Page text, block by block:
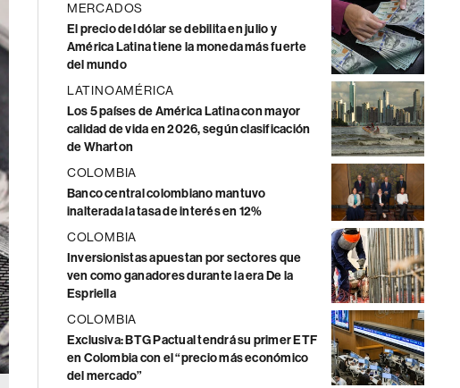
MERCADOS
El precio del dólar se debilita en julio y
América Latina tiene la moneda más fuerte
del mundo
LATINOAMÉRICA
Los 5 países de América Latina con mayor
calidad de vida en 2026, según clasificación
de Wharton
COLOMBIA
Banco central colombiano mantuvo
inalterada la tasa de interés en 12%
COLOMBIA
Inversionistas apuestan por sectores que
ven como ganadores durante la era De la
Espriella
COLOMBIA
Exclusiva: BTG Pactual tendrá su primer ETF
en Colombia con el “precio más económico
del mercado”